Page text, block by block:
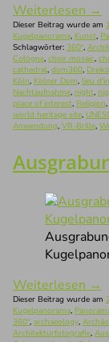
Weiterlesen →
Dieser Beitrag wurde am
Kugelpanorama, Kunst,
Schlagwörter: 360°,
Cologne, choir mosaic,
cathedral, dom360,
Köln, Kölner Dom, lieu
Nachtaufnahme, night,
place of interest, Religion,
world heritage site,
Anwendung, VR-Brille,
Weiterlesen →
Dieser Beitrag wurde am
Kugelpanorama,
360°, archaeology,
Architekturfotografie,